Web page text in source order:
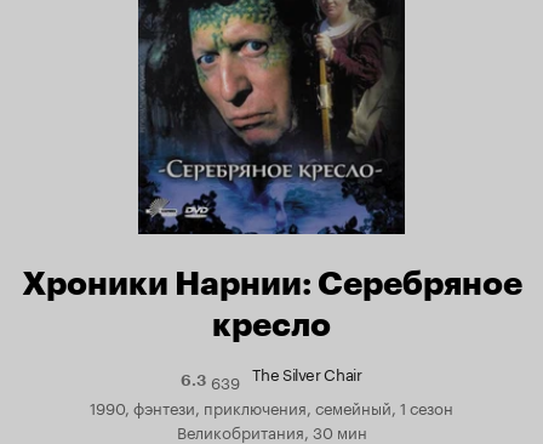
Хроники Нарнии: Серебряное
кресло
6.3Рейтинг
6.3
639 The Silver Chair
1990, фэнтези, приключения, семейный, 1 сезон
Великобритания, 30 мин